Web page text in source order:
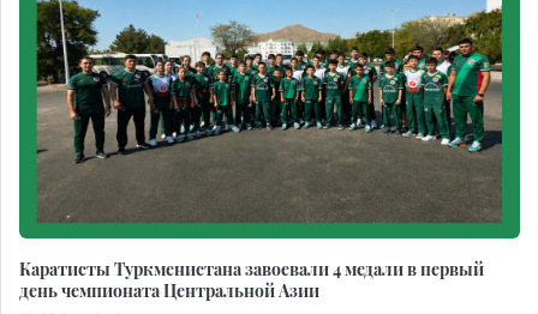
Каратисты Туркменистана завоевали 4 медали в первый
день чемпионата Центральной Азии